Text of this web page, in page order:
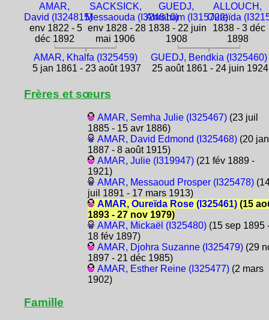
AMAR,
David (I324815)
env 1822 - 5
déc 1892
SACKSICK,
Messaouda (I324816)
env 1828 - 28
mai 1906
GUEDJ,
Abraham (I315722)
1838 - 22 juin
1908
ALLOUCH,
Oureïda
1838 - 3 déc
1898
AMAR, Khalfa (I325459)
5 jan 1861 - 23 août 1937
GUEDJ, Bendkia (I325460)
25 août 1861 - 24 juin 1924
Frères et sœurs
AMAR, Semha Julie (I325467)(23 juil
1885 - 15 avr 1886)
AMAR, David Edmond (I325468)(20 jan
1887 - 8 août 1915)
AMAR, Julie (I319947)(21 fév 1889 -
1921)
AMAR, Messaoud Prosper (I325478)
juil 1891 - 17 mars 1913)
AMAR, Oureïda Rose (I325461)(15
1893 - 27 nov 1979)
AMAR, Mickaël (I325480)(15 sep 1895
18 fév 1897)
AMAR, Djohra Suzanne (I325479)(29
1897 - 21 déc 1985)
AMAR, Esther Reine (I325477)(2 mars
1902)
Famille